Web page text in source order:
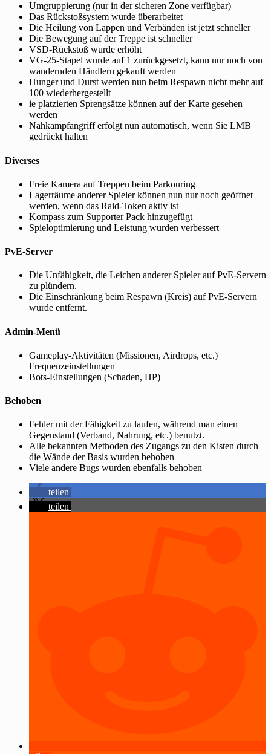
Umgruppierung (nur in der sicheren Zone verfügbar)
Das Rückstoßsystem wurde überarbeitet
Die Heilung von Lappen und Verbänden ist jetzt schneller
Die Bewegung auf der Treppe ist schneller
VSD-Rückstoß wurde erhöht
VG-25-Stapel wurde auf 1 zurückgesetzt, kann nur noch von
wandernden Händlern gekauft werden
Hunger und Durst werden nun beim Respawn nicht mehr auf
100 wiederhergestellt
ie platzierten Sprengsätze können auf der Karte gesehen
werden
Nahkampfangriff erfolgt nun automatisch, wenn Sie LMB
gedrückt halten
Diverses
Freie Kamera auf Treppen beim Parkouring
Lagerräume anderer Spieler können nun nur noch geöffnet
werden, wenn das Raid-Token aktiv ist
Kompass zum Supporter Pack hinzugefügt
Spieloptimierung und Leistung wurden verbessert
PvE-Server
Die Unfähigkeit, die Leichen anderer Spieler auf PvE-Servern
zu plündern.
Die Einschränkung beim Respawn (Kreis) auf PvE-Servern
wurde entfernt.
Admin-Menü
Gameplay-Aktivitäten (Missionen, Airdrops, etc.)
Frequenzeinstellungen
Bots-Einstellungen (Schaden, HP)
Behoben
Fehler mit der Fähigkeit zu laufen, während man einen
Gegenstand (Verband, Nahrung, etc.) benutzt.
Alle bekannten Methoden des Zugangs zu den Kisten durch
die Wände der Basis wurden behoben
Viele andere Bugs wurden ebenfalls behoben
teilen
teilen